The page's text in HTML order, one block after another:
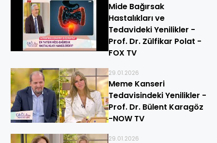
Mide Bağırsak
Hastalıkları ve
Tedavideki Yenilikler -
Prof. Dr. Zülfikar Polat -
FOX TV
29.01.2026
Meme Kanseri
Tedavisindeki Yenilikler -
Prof. Dr. Bülent Karagöz
-NOW TV
29.01.2026